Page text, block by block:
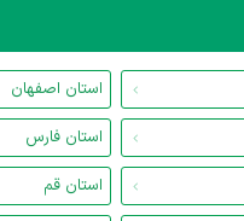
استان اصفهان
استان فارس
استان قم